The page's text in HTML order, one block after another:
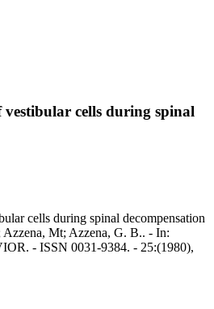
vestibular cells during spinal
cells during spinal decompensation
Mt; Azzena, G. B.. - In:
- ISSN 0031-9384. - 25:(1980),